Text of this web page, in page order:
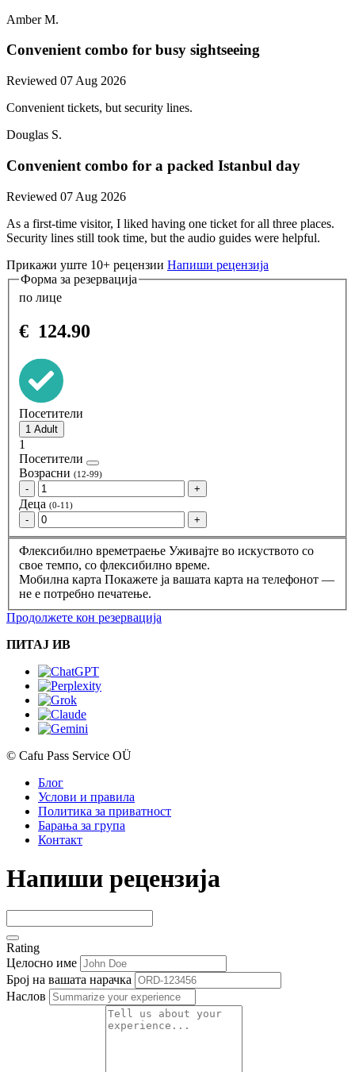
Amber M.
Convenient combo for busy sightseeing
Reviewed 07 Aug 2026
Convenient tickets, but security lines.
Douglas S.
Convenient combo for a packed Istanbul day
Reviewed 07 Aug 2026
As a first-time visitor, I liked having one ticket for all three places.
Security lines still took time, but the audio guides were helpful.
Прикажи уште 10+ рецензии Напиши рецензија
Форма за резервација
по лице
€ 124.90
Посетители
1
Посетители
Возрасни (12-99)
- +
Деца (0-11)
- +
Флексибилно времетраење Уживајте во искуството со
свое темпо, со флексибилно време.
Мобилна карта Покажете ја вашата карта на телефонот —
не е потребно печатење.
Продолжете кон резервација
ПИТАЈ ИВ
© Cafu Pass Service OÜ
Блог
Услови и правила
Политика за приватност
Барања за група
Контакт
Напиши рецензија
Rating
Целосно име
Број на вашата нарачка
Наслов